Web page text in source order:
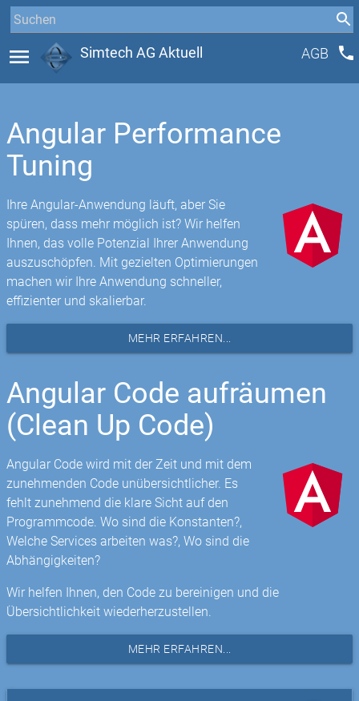
menu Simtech AG Aktuell AGB phone
Angular Performance
Tuning
Ihre Angular-Anwendung läuft, aber Sie
spüren, dass mehr möglich ist? Wir helfen
Ihnen, das volle Potenzial Ihrer Anwendung
auszuschöpfen. Mit gezielten Optimierungen
machen wir Ihre Anwendung schneller,
effizienter und skalierbar.
MEHR ERFAHREN...
Angular Code aufräumen
(Clean Up Code)
Angular Code wird mit der Zeit und mit dem
zunehmenden Code unübersichtlicher. Es
fehlt zunehmend die klare Sicht auf den
Programmcode. Wo sind die Konstanten?,
Welche Services arbeiten was?, Wo sind die
Abhängigkeiten?
Wir helfen Ihnen, den Code zu bereinigen und die
Übersichtlichkeit wiederherzustellen.
MEHR ERFAHREN...